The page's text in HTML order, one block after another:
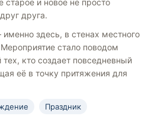
старое и новое не просто
друга.
здесь, в стенах местного
стало поводом
кто создает повседневный
её в точку притяжения для
Праздник